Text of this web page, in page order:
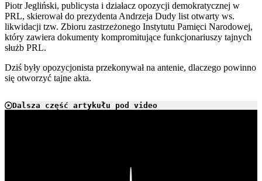
Piotr Jegliński, publicysta i działacz opozycji demokratycznej w
PRL, skierował do prezydenta Andrzeja Dudy list otwarty ws.
likwidacji tzw. Zbioru zastrzeżonego Instytutu Pamięci Narodowej,
który zawiera dokumenty kompromitujące funkcjonariuszy tajnych
służb PRL.
Dziś były opozycjonista przekonywał na antenie, dlaczego powinno
się otworzyć tajne akta.
Dalsza część artykułu pod video